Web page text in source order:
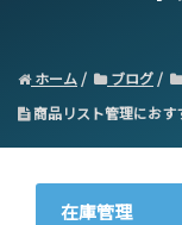
ホーム ブログ
商品リスト管理におす
在庫管理